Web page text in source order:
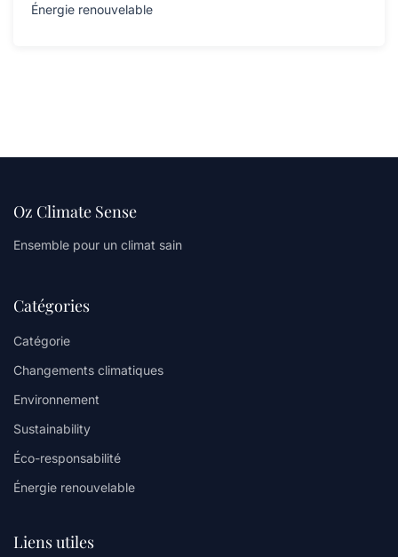
Énergie renouvelable
Oz Climate Sense
Ensemble pour un climat sain
Catégories
Catégorie
Changements climatiques
Environnement
Sustainability
Éco-responsabilité
Énergie renouvelable
Liens utiles